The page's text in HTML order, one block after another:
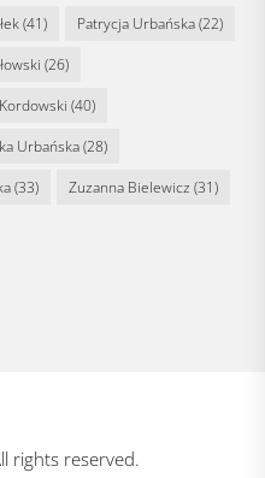
(41) Patrycja Urbańska(22)
(26)
(40)
Urbańska(28)
(33) Zuzanna Bielewicz (31)
rights reserved.